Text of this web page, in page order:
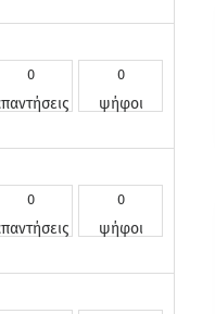
0 0
ψήφοι
0 0
ψήφοι